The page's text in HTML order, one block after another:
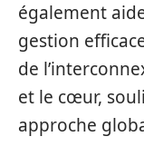
également
gestion
de
et le cœur,
approche